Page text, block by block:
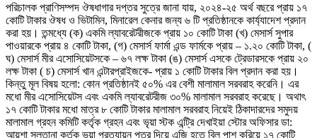
পরিচালক প্রাণিসম্পদ ঔষধাগার দপ্তর সুত্রে জানা যায়, ২০২৪-২৫ অর্থ বছরে প্রায় ১৭
কোটি টাকার ঔষধ ও ভিটামিন, মিনারেল কেনার জন্য ৬ টি প্রতিষ্ঠানকে কার্য্যাদেশ প্রদান
করা হয়। তন্মধ্যে (ক) একমি ল্যাবরেটরীজকে প্রায় ১০ কোটি টাকা (খ) মেসার্স সুপার
পাওয়ারকে প্রায় ৪ কোটি টাকা, (গ) মেসার্স ফার্মা এন্ড ফার্মকে প্রায় – ১.২০ কোটি টাকা, (
ঘ) মেসার্স মীর এসোসিয়েটসকে – ৬৭ লক্ষ টাকা (ঙ) মেসার্স এসকে ট্রেডারসকে প্রায় ২০
লক্ষ টাকা ( চ) মেসার্স খান এন্টারপ্রাইজকে- প্রায় ১ কোটি টাকার বিল প্রদান করা হয়।
কিন্তু মূল বিষয় হলো: কোন প্রতিষ্ঠানই ৫০% এর বেশী মালামাল সরবরাহ করেনি। এর
মধো মীর এসোসিয়েটস এবং একমি ল্যাবরেটরীজ ৩০% মালামাল সরবরাহ করেছে। অথাৎ
১৭ কোটি টাকার মধো মাত্র ৮ কোটি টাকার মালামাল সরবরাহ নিয়েই ঠিকাদারদের সমুদয়
মালামাল গ্রহন কমিটি কর্তৃক গ্রহন এবং ভৃয়া স্টক এন্ট্রি দেখাইয়া স্টোর অফিসার ডা:
আয়শা সুলতানা কর্তৃক ভৃয়া প্রত্যায়ন পত্র দিয়ে এজি হতে বিল পাশ করিয়ে ১৭ কোটি